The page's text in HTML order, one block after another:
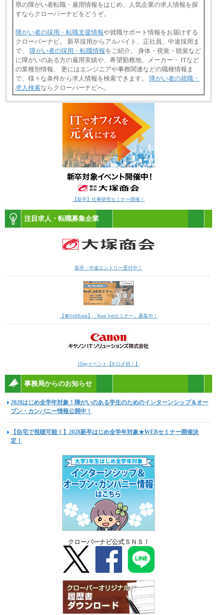
県の障がい者転職・雇用情報をはじめ、人気企業の求人情報を探
すならクローバーナビをどうぞ。
障がい者の採用・転職支援情報や就職サポート情報をお届けする
クローバーナビ。 新卒採用からアルバイト、正社員、中途採用ま
で、 障がい者の採用・転職情報をご紹介。 身体・視覚・聴覚など
に障がいのある方の雇用実績や、希望勤務地、メーカー・ ITなど
の業種別情報、 更にはエンジニアや事務関連などの職種情報ま
で、様々な条件から求人情報を検索できます。 障がい者の就職・
求人検索ならクローバーナビへ。
【新卒】仕事研究セミナー開催！
注目求人・転職募集企業
新卒・中途エントリー受付中！
【〓SoftBank】「Real Jobセミナー」募集中！
1Dayイベント【8/12〆切！】
事務局からのお知らせ
2028はじめ全学年対象！障がいのある学生のためのインターンシップ＆オー
プン・カンパニー情報公開中！
【自宅で視聴可能！】2028新卒はじめ全学年対象★WEBセミナー開催決
定！
クローバーナビ公式ＳＮＳ！